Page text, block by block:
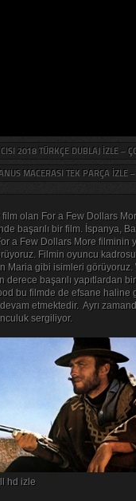
2018 TÜRKÇE DUBLAJ IZLE –
MACERASI TEK PARÇA IZLE
film olan For a Few Dollars
başarılı bir film. İspanya,
a Few Dollars More filminin
Filmin oyuncu
Maria gibi isimleri
başarılı yapıtlardan
bu filmde de efsane
devam etmektedir. Ayrı
sergiliyor.
hd izle